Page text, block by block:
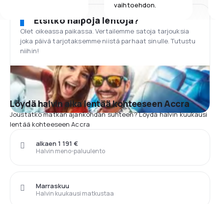
vaihtoehdon.
Etsitkö halpoja lentoja?
Olet oikeassa paikassa. Vertailemme satoja tarjouksia
joka päivä tarjotaksemme niistä parhaat sinulle. Tutustu
niihin!
Löydä halvin aika lentää kohteeseen Accra
Joustatko matkan ajankohdan suhteen? Löydä halvin kuukausi
lentää kohteeseen Accra
Halvin meno-paluulento
alkaen 1 191 €
Halvin kuukausi matkustaa
Marraskuu